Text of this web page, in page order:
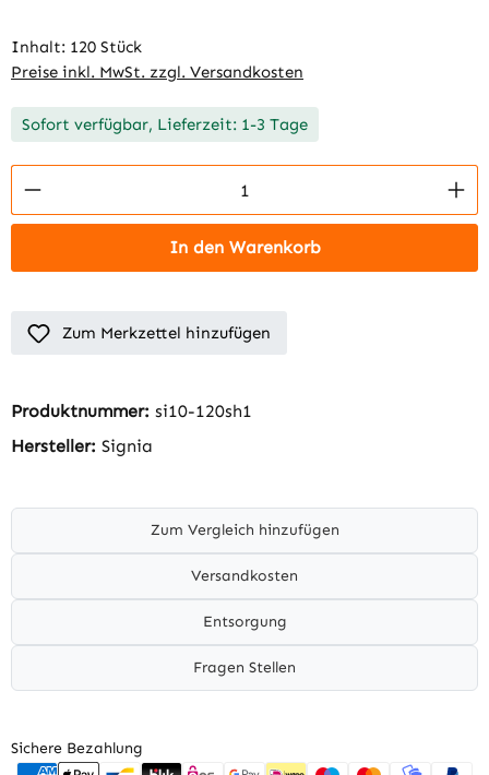
Inhalt: 120 Stück
Preise inkl. MwSt. zzgl. Versandkosten
Sofort verfügbar, Lieferzeit: 1-3 Tage
Produkt Anzahl: Gib den gewünschten
In den Warenkorb
Zum Merkzettel hinzufügen
Produktnummer: si10-120sh1
Hersteller: Signia
Zum Vergleich hinzufügen
Versandkosten
Entsorgung
Fragen Stellen
Sichere Bezahlung